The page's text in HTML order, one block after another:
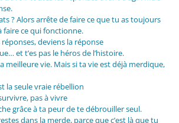
? Alors arrête de faire ce que tu as toujours
faire ce qui fonctionne.
réponses, deviens la réponse
et t’es pas le héros de l’histoire.
meilleure vie. Mais si ta vie est déjà merdique,
la seule vraie rébellion
pas à vivre
grâce à ta peur de te débrouiller seul.
dans la merde, parce que c’est là que tu